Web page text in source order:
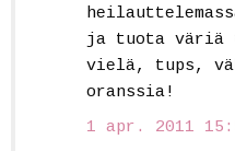
ja tuota väriä
vielä, tups,
oranssia!
1 apr. 2011